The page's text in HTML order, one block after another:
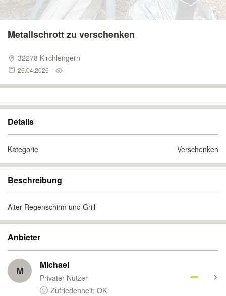
Metallschrott zu verschenken
32278 Kirchlengern
26.04.2026
Details
Kategorie Verschenken
Beschreibung
Alter Regenschirm und Grill
Anbieter
M Michael
Privater Nutzer
Zufriedenheit: OK